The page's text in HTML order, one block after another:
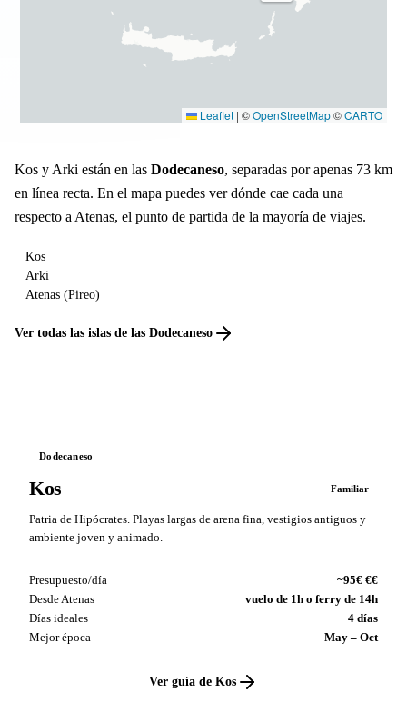
Leaflet | ©OpenStreetMap©CARTO
Kos y Arki están en las Dodecaneso, separadas por apenas 73 km
en línea recta. En el mapa puedes ver dónde cae cada una
respecto a Atenas, el punto de partida de la mayoría de viajes.
Kos
Arki
Atenas (Pireo)
Ver todas las islas de las Dodecaneso
Dodecaneso
Kos Familiar
Patria de Hipócrates. Playas largas de arena fina, vestigios antiguos y
ambiente joven y animado.
Presupuesto/día
~95€ €€
Desde Atenas
vuelo de 1h o ferry de 14h
Días ideales
4 días
Mejor época
May – Oct
Ver guía de Kos